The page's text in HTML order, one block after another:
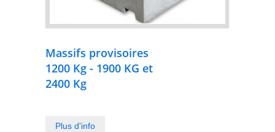
Massifs provisoires
1200 Kg - 1900 KG et
2400 Kg
Plus d'info